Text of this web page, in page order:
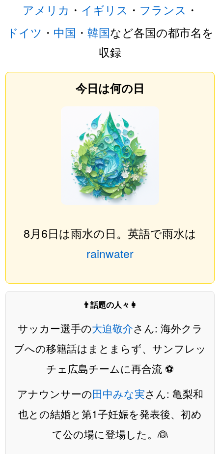
アメリカ ・ イギリス ・ フランス ・
ドイツ ・ 中国 ・ 韓国など各国の都市名を
収録
今日は何の日
8月6日は雨水の日。英語で雨水は
rainwater
👨話題の人々👩
サッカー選手の大迫敬介さん: 海外クラ
ブへの移籍話はまとまらず、サンフレッ
チェ広島チームに再合流 ⚽️
アナウンサーの田中みな実さん: 亀梨和
也との結婚と第1子妊娠を発表後、初め
て公の場に登場した。👰